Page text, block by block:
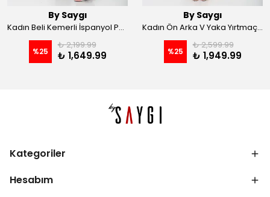
By Saygı
Kadın Beli Kemerli İspanyol Paça Likralı Krep Pantolon - Kahve
%25
₺ 2,199.99
₺ 1,649.99
By Saygı
Kadın Ön Arka V Yaka Yırtmaçlı Likralı Scuba Midi Elbise - Siyah
%25
₺ 2,599.99
₺ 1,949.99
Kategoriler
Hesabım